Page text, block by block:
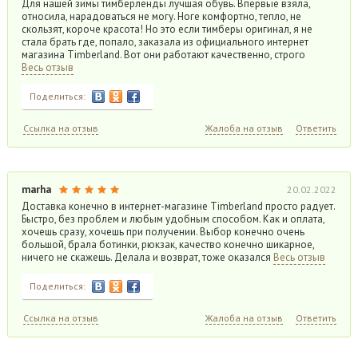
Для нашей зимы тимберленды лучшая обувь. Впервые взяла,
относила, нарадоваться не могу. Ноге комфортно, тепло, не
скользят, короче красота! Но это если тимберы оригинал, я не
стала брать где, попало, заказала из официального интернет
магазина Timberland. Вот они работают качественно, строго
Весь отзыв
Поделиться:
Ссылка на отзыв Жалоба на отзыв Ответить
marha 20.02.2022
Доставка конечно в интернет-магазине Timberland просто радует.
Быстро, без проблем и любым удобным способом. Как и оплата,
хочешь сразу, хочешь при получении. Выбор конечно очень
большой, брала ботинки, рюкзак, качество конечно шикарное,
ничего не скажешь. Делала и возврат, тоже оказался Весь отзыв
Поделиться:
Ссылка на отзыв Жалоба на отзыв Ответить